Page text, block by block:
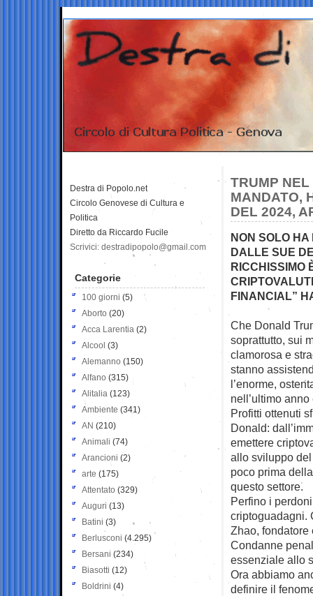
TRUMP NEL
MANDATO,
DEL 2024,
NON SOLO HA
DALLE SUE
RICCHISSIMO
FINANCIAL”
Che Donald
soprattutto, sui
clamorosa e
stanno
l’enorme,
nell’ultimo
Profitti ottenuti
Donald:
emettere
allo sviluppo
poco prima
questo settore.
Perfino i
criptoguadagni.
Zhao, fondatore
Condanne
essenziale allo
Ora abbiamo
definire il
Destra di Popolo.net
Circolo Genovese di Cultura e
Politica
Diretto da Riccardo Fucile
Scrivici: destradipopolo@gmail.com
Categorie
100 giorni (5)
Aborto (20)
Acca Larentia (2)
Alcool (3)
Alemanno (150)
Alfano (315)
Alitalia (123)
Ambiente (341)
AN (210)
Animali (74)
Arancioni (2)
arte (175)
Attentato (329)
Auguri (13)
Batini (3)
Berlusconi (4.295)
Bersani (234)
Biasotti (12)
Boldrini (4)